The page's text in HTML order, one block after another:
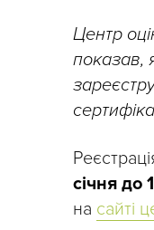
Центр
показав,
січня до
на сайті